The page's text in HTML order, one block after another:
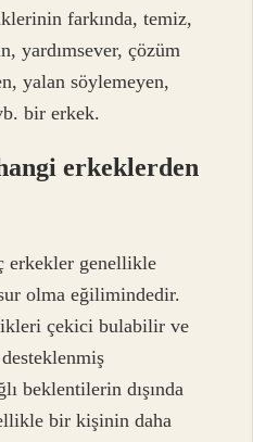
farkında, temiz,
yardımsever, çözüm
yalan söylemeyen,
bir erkek.
erkeklerden
erkekler genellikle
olma eğilimindedir.
çekici bulabilir ve
beklentilerin dışında
bir kişinin daha